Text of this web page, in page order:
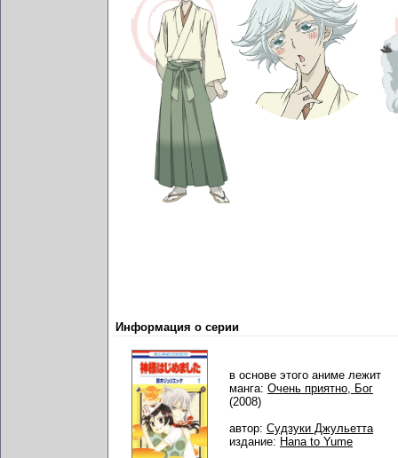
Информация о серии
в основе этого аниме лежит
манга: Очень приятно, Бог
(2008)
автор: Судзуки Джульетта
издание: Hana to Yume